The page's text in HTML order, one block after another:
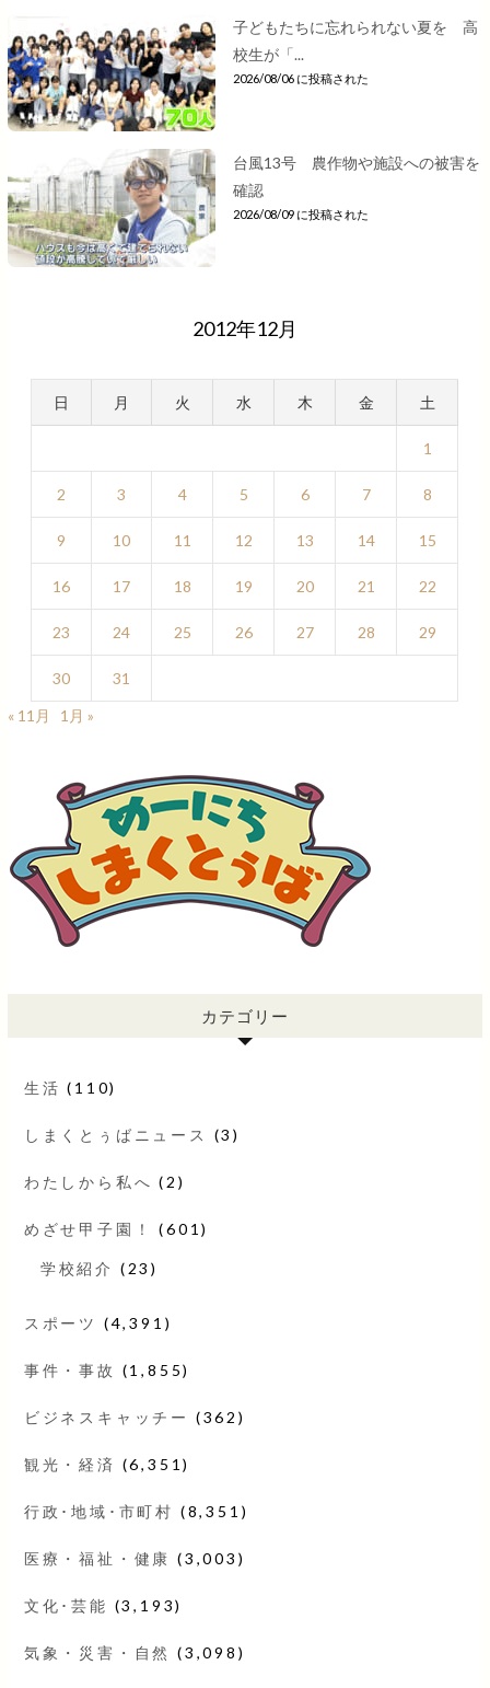
子どもたちに忘れられない夏を 高
校生が「...
2026/08/06 に投稿された
台風13号 農作物や施設への被害を
確認
2026/08/09 に投稿された
2012年12月
日 月 火 水 木 金 土
1
2 3 4 5 6 7 8
9 10 11 12 13 14 15
16 17 18 19 20 21 22
23 24 25 26 27 28 29
30
31
« 11月
1月 »
カテゴリー
生活 (110)
しまくとぅばニュース (3)
わたしから私へ (2)
めざせ甲子園！ (601)
学校紹介 (23)
スポーツ (4,391)
事件・事故 (1,855)
ビジネスキャッチー (362)
観光・経済 (6,351)
行政･地域･市町村 (8,351)
医療・福祉・健康 (3,003)
文化･芸能 (3,193)
気象・災害・自然 (3,098)